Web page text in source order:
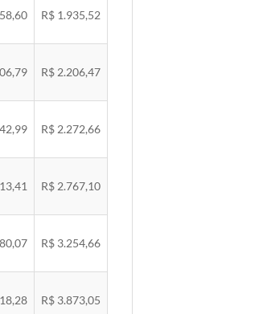
R$ 1.935,52
R$ 2.206,47
R$ 2.272,66
R$ 2.767,10
R$ 3.254,66
R$ 3.873,05